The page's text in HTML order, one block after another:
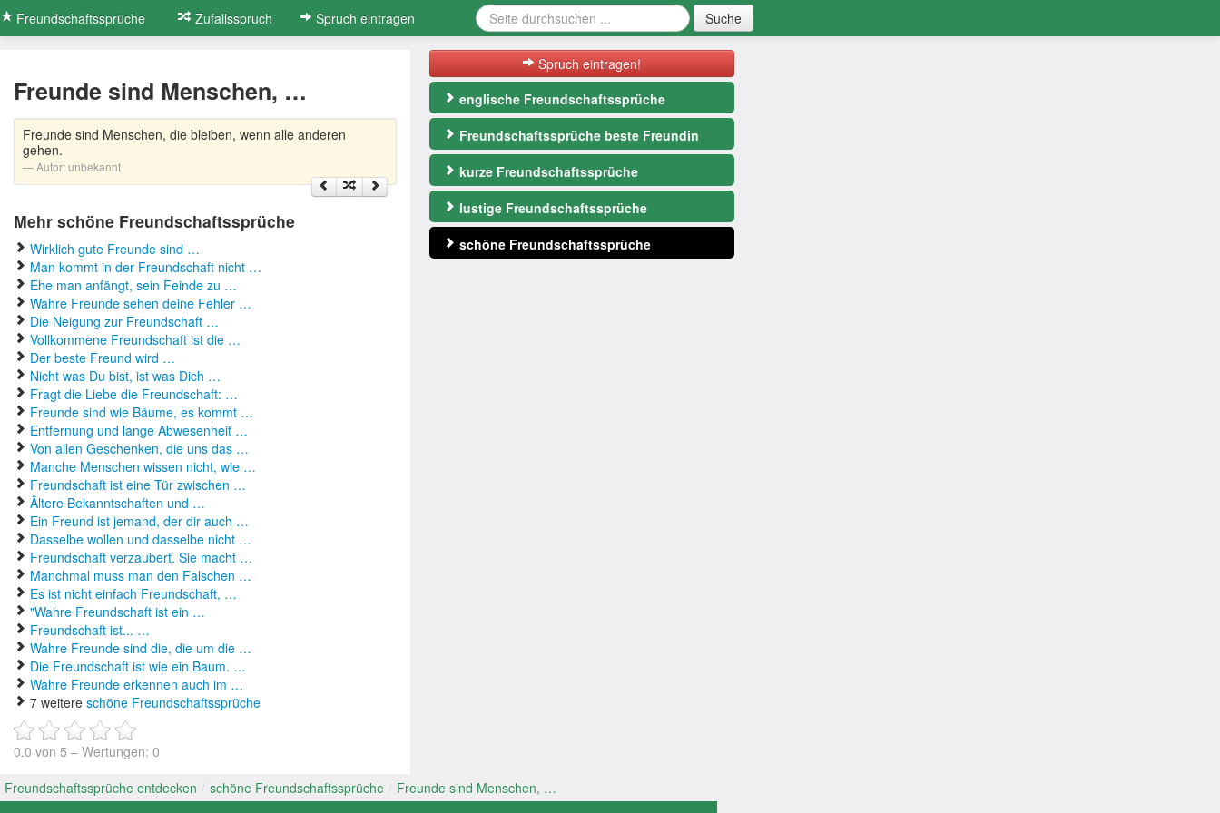
Freundschaftssprüche Zufallsspruch Spruch eintragen Suche
Freunde sind Menschen, …
Freunde sind Menschen, die bleiben, wenn alle anderen
gehen.
Autor:unbekannt
Mehr schöne Freundschaftssprüche
Wirklich gute Freunde sind …
Man kommt in der Freundschaft nicht …
Ehe man anfängt, sein Feinde zu …
Wahre Freunde sehen deine Fehler …
Die Neigung zur Freundschaft …
Vollkommene Freundschaft ist die …
Der beste Freund wird …
Nicht was Du bist, ist was Dich …
Fragt die Liebe die Freundschaft: …
Freunde sind wie Bäume, es kommt …
Entfernung und lange Abwesenheit …
Von allen Geschenken, die uns das …
Manche Menschen wissen nicht, wie …
Freundschaft ist eine Tür zwischen …
Ältere Bekanntschaften und …
Ein Freund ist jemand, der dir auch …
Dasselbe wollen und dasselbe nicht …
Freundschaft verzaubert. Sie macht …
Manchmal muss man den Falschen …
Es ist nicht einfach Freundschaft, …
"Wahre Freundschaft ist ein …
Freundschaft ist... …
Wahre Freunde sind die, die um die …
Die Freundschaft ist wie ein Baum. …
Wahre Freunde erkennen auch im …
7 weitere schöne Freundschaftssprüche
0.0 von 5 – Wertungen: 0
Spruch eintragen!
englische Freundschaftssprüche
Freundschaftssprüche beste Freundin
kurze Freundschaftssprüche
lustige Freundschaftssprüche
schöne Freundschaftssprüche
Freundschaftssprüche entdecken / schöne Freundschaftssprüche / Freunde sind Menschen, …